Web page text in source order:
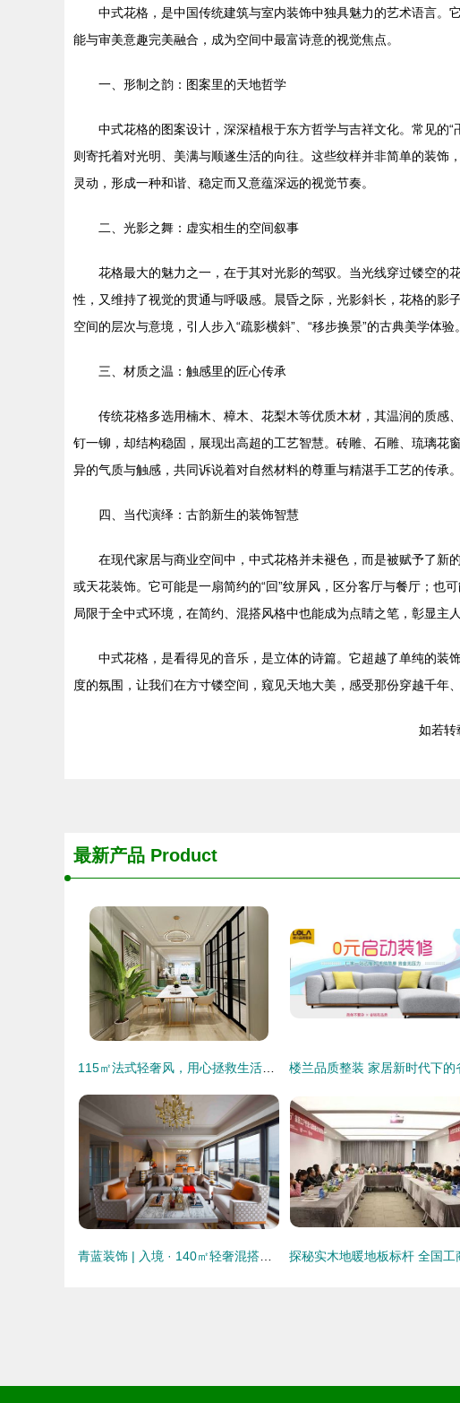
中式花格，是中国传统建筑与室内装饰中独具魅力的艺术语言。
能与审美意趣完美融合，成为空间中最富诗意的视觉焦点。
一、形制之韵：图案里的天地哲学
中式花格的图案设计，深深植根于东方哲学与吉祥文化。常见的
则寄托着对光明、美满与顺遂生活的向往。这些纹样并非简单的装
灵动，形成一种和谐、稳定而又意蕴深远的视觉节奏。
二、光影之舞：虚实相生的空间叙事
花格最大的魅力之一，在于其对光影的驾驭。当光线穿过镂空的
性，又维持了视觉的贯通与呼吸感。晨昏之际，光影斜长，花格的影
空间的层次与意境，引人步入“疏影横斜”、“移步换景”的古典美学体验。
三、材质之温：触感里的匠心传承
传统花格多选用楠木、樟木、花梨木等优质木材，其温润的质感
钉一铆，却结构稳固，展现出高超的工艺智慧。砖雕、石雕、琉璃
异的气质与触感，共同诉说着对自然材料的尊重与精湛手工艺的传承。
四、当代演绎：古韵新生的装饰智慧
在现代家居与商业空间中，中式花格并未褪色，而是被赋予了新
或天花装饰。它可能是一扇简约的“回”纹屏风，区分客厅与餐厅；
局限于全中式环境，在简约、混搭风格中也能成为点睛之笔，彰显主
中式花格，是看得见的音乐，是立体的诗篇。它超越了单纯的装
度的氛围，让我们在方寸镂空间，窥见天地大美，感受那份穿越千年
如若转
最新产品 Product